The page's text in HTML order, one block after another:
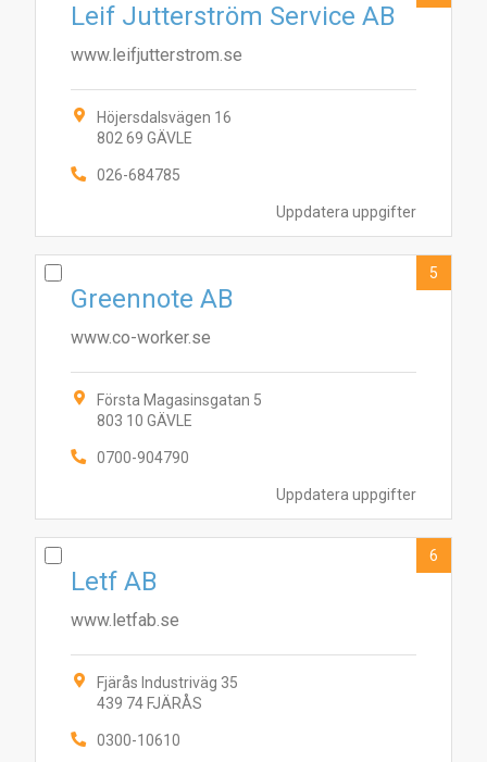
Uppdatera uppgifter
Leif Jutterström Service AB
www.leifjutterstrom.se
Höjersdalsvägen 16
802 69 GÄVLE
026-684785
Uppdatera uppgifter
Greennote AB
www.co-worker.se
Första Magasinsgatan 5
803 10 GÄVLE
0700-904790
5
Letf AB
www.letfab.se
Fjärås Industriväg 35
439 74 FJÄRÅS
0300-10610
6